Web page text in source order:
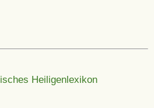
Heiligenlexikon